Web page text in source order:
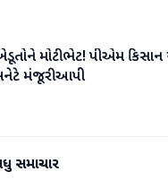
ખેડૂતોને મોટી ભેટ! પીએમ
મંજૂરી આપી
સમાચાર